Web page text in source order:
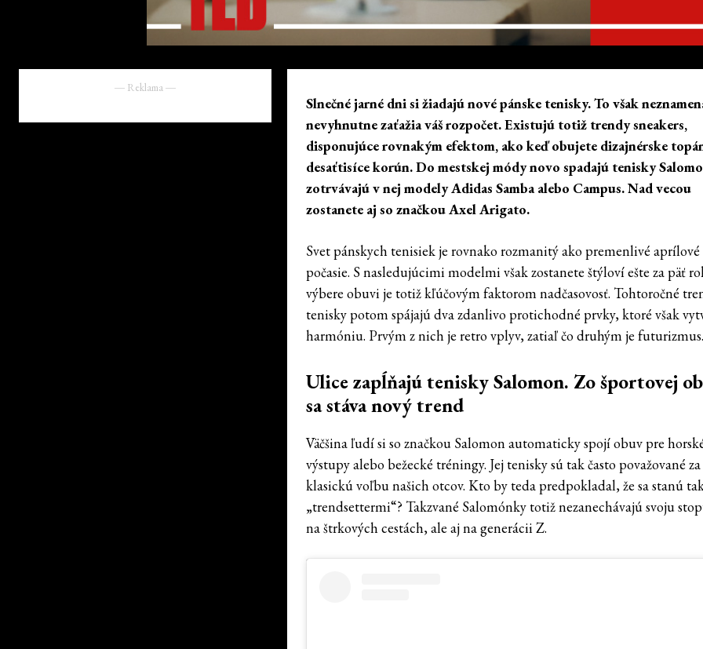
― Reklama ―
Slnečné jarné dni si žiadajú nové pánske tenisky.To však
nevyhnutne zaťažia váš rozpočet.Existujú totiž trendy sneakers,
disponujúce rovnakým efektom, ako keď obujete dizajnérske
desaťtisíce korún. Do mestskej módy novo spadajú tenisky
zotrvávajú v nej modely Adidas Samba alebo Campus. Nad vecou
zostanete aj so značkou Axel Arigato.
Svet pánskych tenisiek je rovnako rozmanitý ako premenlivé aprílové
počasie. S nasledujúcimi modelmi však zostanete štýloví ešte za päť
výbere obuvi je totiž kľúčovým faktorom nadčasovosť. Tohtoročné
tenisky potom spájajú dva zdanlivo protichodné prvky, ktoré však
harmóniu. Prvým z nich je retro vplyv, zatiaľ čo druhým je futurizmus.
Ulice zapĺňajú tenisky Salomon. Zo športovej
sa stáva nový trend
Väčšina ľudí si so značkou Salomon automaticky spojí obuv pre
výstupy alebo bežecké tréningy. Jej tenisky sú tak často považované za
klasickú voľbu našich otcov. Kto by teda predpokladal, že sa stanú
„trendsettermi“? Takzvané Salomónky totiž nezanechávajú svoju
na štrkových cestách, ale aj na generácii Z.